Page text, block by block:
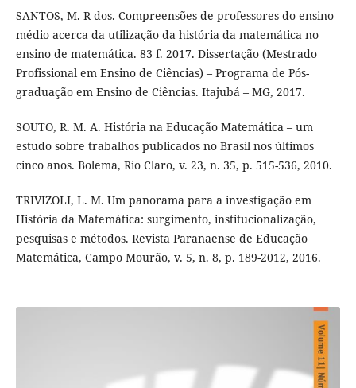
SANTOS, M. R dos. Compreensões de professores do ensino
médio acerca da utilização da história da matemática no
ensino de matemática. 83 f. 2017. Dissertação (Mestrado
Profissional em Ensino de Ciências) – Programa de Pós-
graduação em Ensino de Ciências. Itajubá – MG, 2017.
SOUTO, R. M. A. História na Educação Matemática – um
estudo sobre trabalhos publicados no Brasil nos últimos
cinco anos. Bolema, Rio Claro, v. 23, n. 35, p. 515-536, 2010.
TRIVIZOLI, L. M. Um panorama para a investigação em
História da Matemática: surgimento, institucionalização,
pesquisas e métodos. Revista Paranaense de Educação
Matemática, Campo Mourão, v. 5, n. 8, p. 189-2012, 2016.